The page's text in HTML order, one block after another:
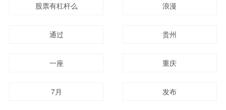
股票有杠杆么 浪漫
通过 贵州
一座 重庆
7月 发布